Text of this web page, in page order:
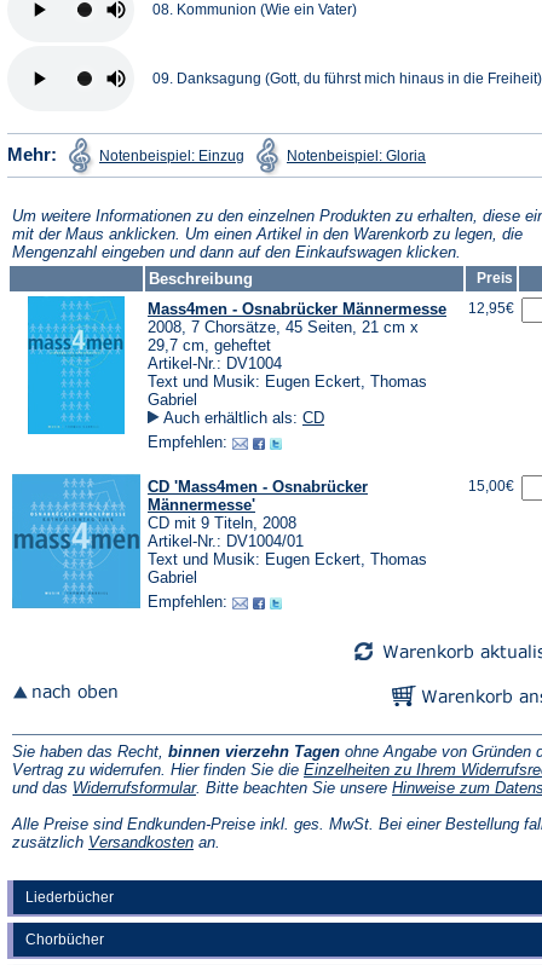
Liederbücher
Chorbücher
08. Kommunion (Wie ein Vater)
09. Danksagung (Gott, du führst mich hinaus in die Freiheit)
Mehr: Notenbeispiel: Einzug
(Öffnet
einem
Tab)
Notenbeispiel: Gloriain
einem
Tab)
Um weitere Informationen zu den einzelnen Produkten zu erhalten, diese
mit der Maus anklicken. Um einen Artikel in den Warenkorb zu legen, die
Mengenzahl eingeben und dann auf den Einkaufswagen klicken.
Beschreibung
Preis
Mass4men - Osnabrücker Männermesse
2008, 7 Chorsätze, 45 Seiten, 21 cm x
29,7 cm, geheftet
Artikel-Nr.: DV1004
Text und Musik: Eugen Eckert, Thomas
Gabriel
Auch erhältlich als: CD
Empfehlen:
12,95€
CD 'Mass4men - Osnabrücker
Männermesse'
CD mit 9 Titeln, 2008
Artikel-Nr.: DV1004/01
Text und Musik: Eugen Eckert, Thomas
Gabriel
Empfehlen:
15,00€
Sie haben das Recht, binnen vierzehn Tagen ohne Angabe von Gründen
Vertrag zu widerrufen. Hier finden Sie die Einzelheiten zu Ihrem
und das Widerrufsformular(Öffnet
einem
neuen
. Bitte beachten Sie unsere Hinweise zum
Alle Preise sind Endkunden-Preise inkl. ges. MwSt. Bei einer Bestellung
zusätzlich Versandkosten(Öffnet
an.